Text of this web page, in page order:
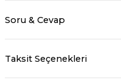
Soru & Cevap
Taksit Seçenekleri